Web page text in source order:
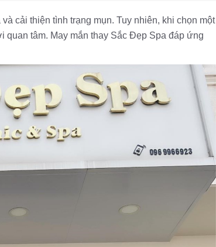
cải thiện tình trạng mụn. Tuy nhiên, khi chọn một
quan tâm. May mắn thay Sắc Đẹp Spa đáp ứng